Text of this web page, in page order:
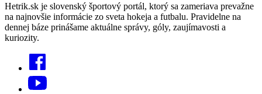
Hetrik.sk je slovenský športový portál, ktorý sa zameriava prevažne
na najnovšie informácie zo sveta hokeja a futbalu. Pravidelne na
dennej báze prinášame aktuálne správy, góly, zaujímavosti a
kuriozity.